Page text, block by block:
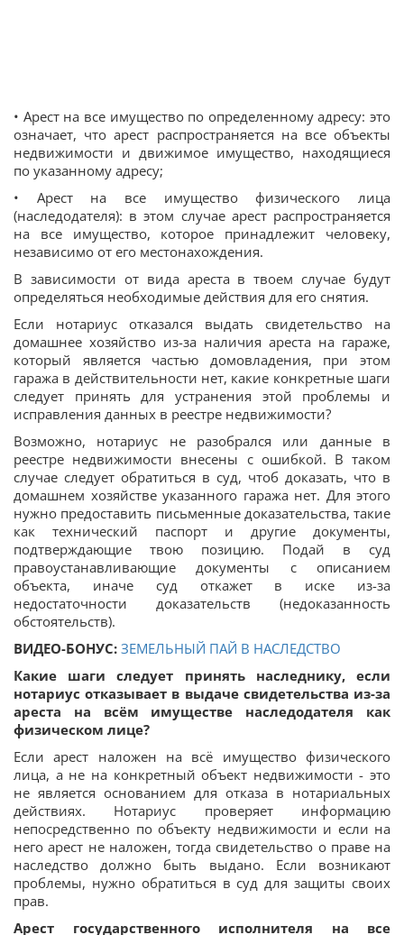
• Арест на все имущество по определенному адресу: это
означает, что арест распространяется на все объекты
недвижимости и движимое имущество, находящиеся
по указанному адресу;
• Арест на все имущество физического лица
(наследодателя): в этом случае арест распространяется
на все имущество, которое принадлежит человеку,
независимо от его местонахождения.
В зависимости от вида ареста в твоем случае будут
определяться необходимые действия для его снятия.
Если нотариус отказался выдать свидетельство на
домашнее хозяйство из-за наличия ареста на гараже,
который является частью домовладения, при этом
гаража в действительности нет, какие конкретные шаги
следует принять для устранения этой проблемы и
исправления данных в реестре недвижимости?
Возможно, нотариус не разобрался или данные в
реестре недвижимости внесены с ошибкой. В таком
случае следует обратиться в суд, чтоб доказать, что в
домашнем хозяйстве указанного гаража нет. Для этого
нужно предоставить письменные доказательства, такие
как технический паспорт и другие документы,
подтверждающие твою позицию. Подай в суд
правоустанавливающие документы с описанием
объекта, иначе суд откажет в иске из-за
недостаточности доказательств (недоказанность
обстоятельств).
ВИДЕО-БОНУС: ЗЕМЕЛЬНЫЙ ПАЙ В НАСЛЕДСТВО
Какие шаги следует принять наследнику, если
нотариус отказывает в выдаче свидетельства из-за
ареста на всём имуществе наследодателя как
физическом лице?
Если арест наложен на всё имущество физического
лица, а не на конкретный объект недвижимости - это
не является основанием для отказа в нотариальных
действиях. Нотариус проверяет информацию
непосредственно по объекту недвижимости и если на
него арест не наложен, тогда свидетельство о праве на
наследство должно быть выдано. Если возникают
проблемы, нужно обратиться в суд для защиты своих
прав.
Арест государственного исполнителя на все